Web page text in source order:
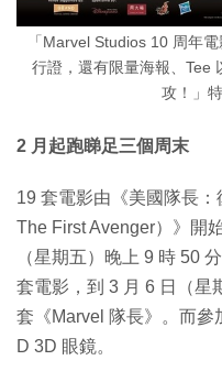
「Marvel Studios 10 周年
行證，還有限量海報、Tee
攻！」
2 月起跑睇足三個周末
19 套電影由《美國隊長
The First Avenger）》開
（星期五）晚上 9 時 50
套電影，到 3 月 6 日（星
套《Marvel 隊長》。而參
D 3D 眼鏡。